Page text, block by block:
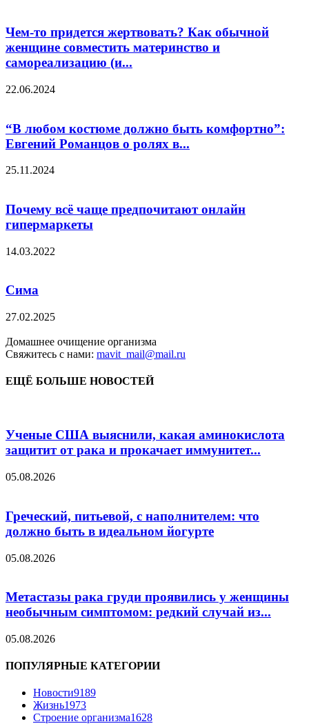
Чем-то придется жертвовать? Как обычной
женщине совместить материнство и
самореализацию (и...
22.06.2024
“В любом костюме должно быть комфортно”:
Евгений Романцов о ролях в...
25.11.2024
Почему всё чаще предпочитают онлайн
гипермаркеты
14.03.2022
Сима
27.02.2025
Домашнее очищение организма
Свяжитесь с нами: mavit_mail@mail.ru
ЕЩЁ БОЛЬШЕ НОВОСТЕЙ
Ученые США выяснили, какая аминокислота
защитит от рака и прокачает иммунитет...
05.08.2026
Греческий, питьевой, с наполнителем: что
должно быть в идеальном йогурте
05.08.2026
Метастазы рака груди проявились у женщины
необычным симптомом: редкий случай из...
05.08.2026
ПОПУЛЯРНЫЕ КАТЕГОРИИ
Новости9189
Жизнь1973
Строение организма1628